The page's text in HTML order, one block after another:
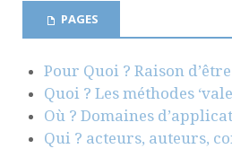
PAGES
Pour Quoi ? Raison
Quoi ? Les méthodes
Où ? Domaines
Qui ? acteurs, auteurs,